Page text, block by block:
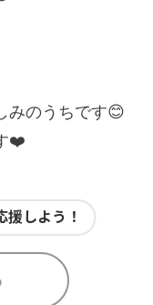
みのうちです😊
❤️
援しよう！